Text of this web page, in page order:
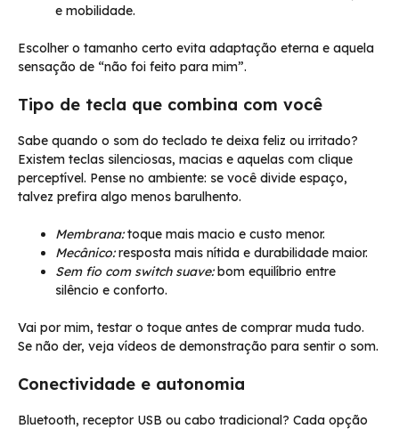
e mobilidade.
Escolher o tamanho certo evita adaptação eterna e aquela
sensação de “não foi feito para mim”.
Tipo de tecla que combina com você
Sabe quando o som do teclado te deixa feliz ou irritado?
Existem teclas silenciosas, macias e aquelas com clique
perceptível. Pense no ambiente: se você divide espaço,
talvez prefira algo menos barulhento.
Membrana:toque mais macio e custo menor.
Mecânico:resposta mais nítida e durabilidade maior.
Sem fio com switch suave:bom equilíbrio entre
silêncio e conforto.
Vai por mim, testar o toque antes de comprar muda tudo.
Se não der, veja vídeos de demonstração para sentir o som.
Conectividade e autonomia
Bluetooth, receptor USB ou cabo tradicional? Cada opção